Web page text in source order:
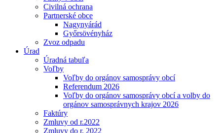
Civilná ochrana
Partnerské obce
Nagynyárád
Győrsövényház
Zvoz odpadu
Úrad
Úradná tabuľa
Voľby
Voľby do orgánov samosprávy obcí
Referendum 2026
Voľby do orgánov samosprávy obcí a volby do
orgánov samosprávnych krajov 2026
Faktúry
Zmluvy od r.2022
Zmluvy do r. 2022